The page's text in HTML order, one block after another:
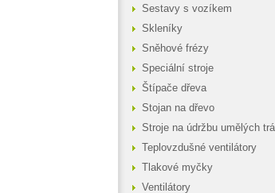
Sestavy s vozíkem
Skleníky
Sněhové frézy
Speciální stroje
Štípače dřeva
Stojan na dřevo
Stroje na údržbu umělých
Teplovzdušné ventilátory
Tlakové myčky
Ventilátory